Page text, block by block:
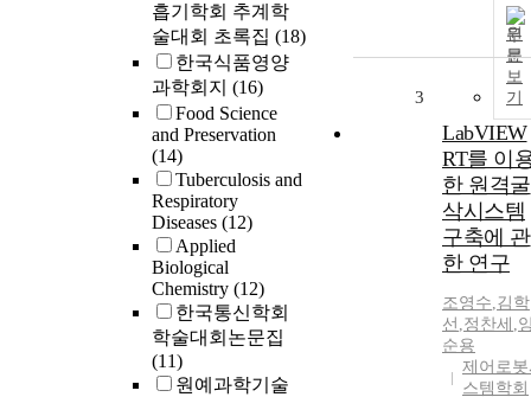
흡기학회 추계학
술대회 초록집 (18)
한국식품영양
과학회지 (16)
Food Science
and Preservation
(14)
Tuberculosis and
Respiratory
Diseases (12)
Applied
Biological
Chemistry (12)
한국통신학회
학술대회논문집
(11)
원예과학기술
원
문
보
기
3
LabVIEW
RT를 이
한 원격굴
삭시스템
구축에 관
한 연구
조영수,김학
선 ,정찬세 ,
순용
제어로
스템학회